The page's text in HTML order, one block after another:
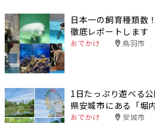
日本一の飼育種類数
徹底レポートします
おでかけ 鳥羽市
1日たっぷり遊べる
県安城市にある「堀
おでかけ 安城市